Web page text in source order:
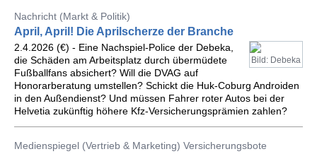
Nachricht (Markt & Politik)
April, April! Die Aprilscherze der Branche
Bild: Debeka
2.4.2026 (€) - Eine Nachspiel-Police der Debeka,
die Schäden am Arbeitsplatz durch übermüdete
Fußballfans absichert? Will die DVAG auf
Honorarberatung umstellen? Schickt die Huk-Coburg Androiden
in den Außendienst? Und müssen Fahrer roter Autos bei der
Helvetia zukünftig höhere Kfz-Versicherungsprämien zahlen?
Medienspiegel (Vertrieb & Marketing) Versicherungsbote